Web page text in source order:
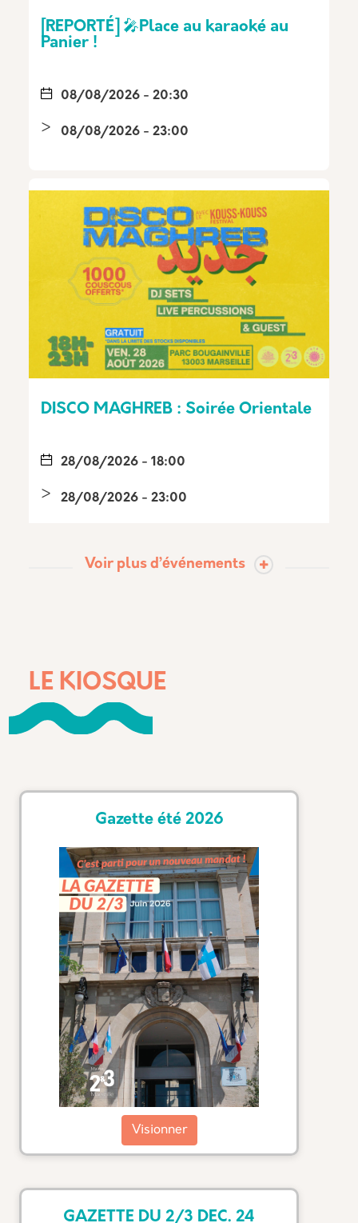
[REPORTÉ] 🎤Place au karaoké au
Panier !
08/08/2026 - 20:30
08/08/2026 - 23:00
DISCO MAGHREB : Soirée Orientale
28/08/2026 - 18:00
28/08/2026 - 23:00
Voir plus d’événements
LE KIOSQUE
Gazette été 2026
Visionner
GAZETTE DU 2/3 DEC. 24